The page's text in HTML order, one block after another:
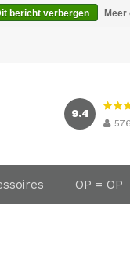
9.4
576
OP = OP
bericht verbergen